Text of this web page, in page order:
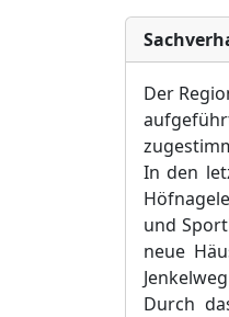
Der
In den
und
neue
Durch